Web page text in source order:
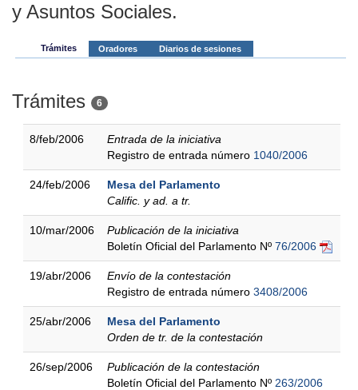
y Asuntos Sociales.
Trámites Oradores Diarios de sesiones
Trámites 6
8/feb/2006
Entrada de la iniciativa
Registro de entrada número 1040/2006
24/feb/2006
Mesa del Parlamento
Calific. y ad. a tr.
10/mar/2006
Publicación de la iniciativa
Boletín Oficial del Parlamento Nº 76/2006
19/abr/2006
Envío de la contestación
Registro de entrada número 3408/2006
25/abr/2006
Mesa del Parlamento
Orden de tr. de la contestación
26/sep/2006
Publicación de la contestación
Boletín Oficial del Parlamento Nº 263/2006